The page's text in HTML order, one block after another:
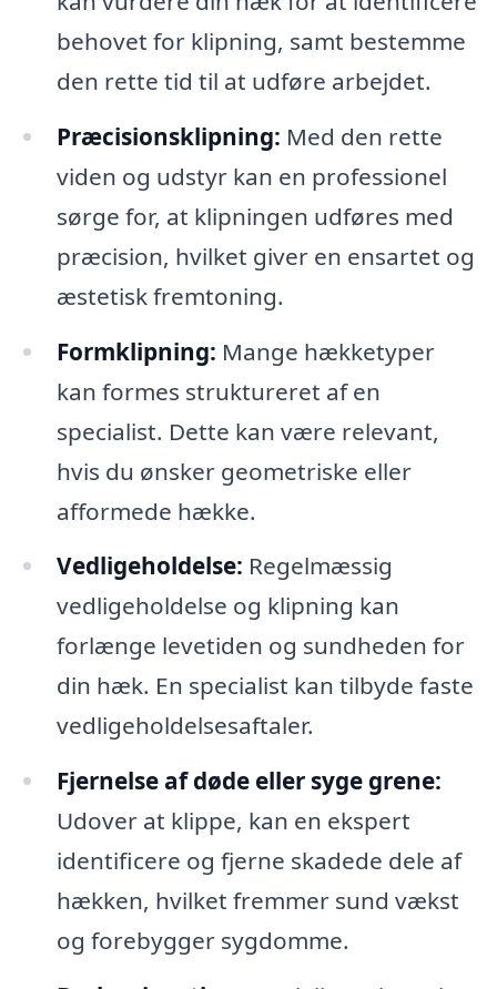
behovet for klipning, samt bestemme
den rette tid til at udføre arbejdet.
Præcisionsklipning: Med den rette
viden og udstyr kan en professionel
sørge for, at klipningen udføres med
præcision, hvilket giver en ensartet og
æstetisk fremtoning.
Formklipning: Mange hækketyper
kan formes struktureret af en
specialist. Dette kan være relevant,
hvis du ønsker geometriske eller
afformede hække.
Vedligeholdelse: Regelmæssig
vedligeholdelse og klipning kan
forlænge levetiden og sundheden for
din hæk. En specialist kan tilbyde faste
vedligeholdelsesaftaler.
Fjernelse af døde eller syge grene:
Udover at klippe, kan en ekspert
identificere og fjerne skadede dele af
hækken, hvilket fremmer sund vækst
og forebygger sygdomme.